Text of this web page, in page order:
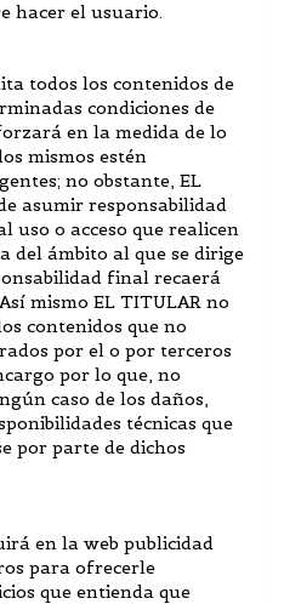
hacer el usuario.
todos los contenidos de
condiciones de
en la medida de lo
mismos estén
no obstante, EL
asumir responsabilidad
uso o acceso que realicen
del ámbito al que se dirige
final recaerá
mismo EL TITULAR no
contenidos que no
por el o por terceros
por lo que, no
caso de los daños,
técnicas que
por parte de dichos
en la web publicidad
para ofrecerle
que entienda que